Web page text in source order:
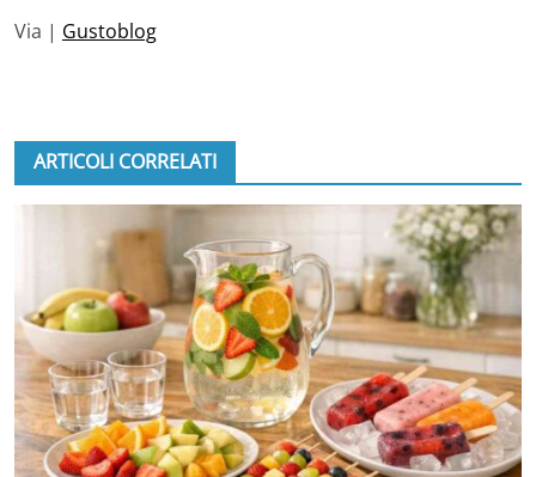
Via | Gustoblog
ARTICOLI CORRELATI